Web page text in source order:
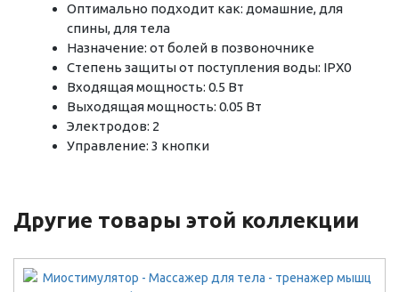
Оптимально подходит как: домашние, для
спины, для тела
Назначение: от болей в позвоночнике
Степень защиты от поступления воды: IPX0
Входящая мощность: 0.5 Вт
Выходящая мощность: 0.05 Вт
Электродов: 2
Управление: 3 кнопки
Другие товары этой коллекции